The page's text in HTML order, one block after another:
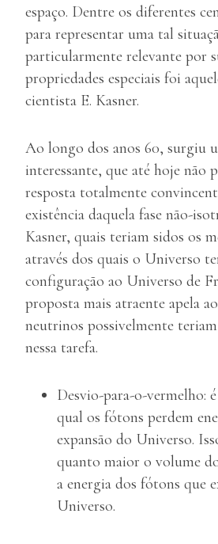
espaço. Dentre os diferentes
para representar uma tal
particularmente relevante por
propriedades especiais foi
cientista E. Kasner.
Ao longo dos anos 60, surgiu
interessante, que até hoje não
resposta totalmente
existência daquela fase não-
Kasner, quais teriam sidos os
através dos quais o Universo
configuração ao Universo de
proposta mais atraente apela
neutrinos possivelmente
nessa tarefa.
Desvio-para-o-vermelho:
qual os fótons perdem
expansão do Universo.
quanto maior o volume
a energia dos fótons que
Universo.